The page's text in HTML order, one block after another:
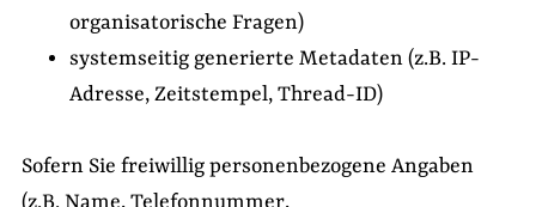
organisatorische Fragen)
systemseitig generierte Metadaten (z.B. IP-
Adresse, Zeitstempel, Thread-ID)
Sofern Sie freiwillig personenbezogene Angaben
(z.B. Name, Telefonnummer,